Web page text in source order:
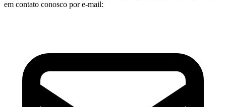
em contato conosco por e-mail: